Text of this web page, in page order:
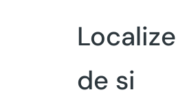
de si